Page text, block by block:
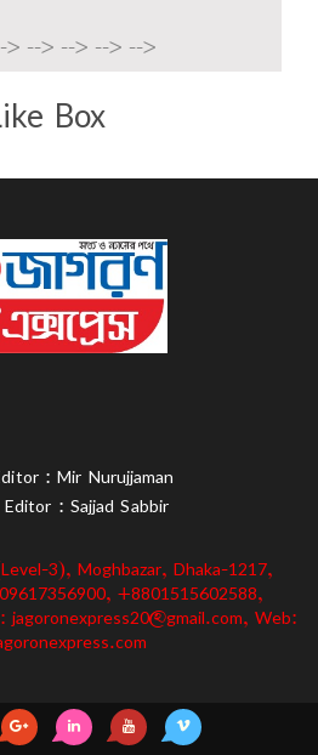
> --> --> --> -->
Box
: Mir Nurujjaman
: Sajjad Sabbir
3), Moghbazar, Dhaka-1217,
+8801515602588,
Web: